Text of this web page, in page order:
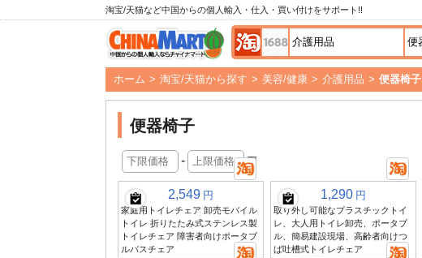
淘宝/天猫など中国からの個人輸入・仕入・買い付けをサポート!!
ホーム > 淘宝/天猫から探す > 美容/健康 > 介護用品 > 便器椅子
便器椅子
- 円
2,549 円
家庭用トイレチェア 卸売モバイル
トイレ 折りたたみ式ステンレス製
トイレチェア 障害者向けポータブ
ルバスチェア
1,290 円
取り外し可能なプラスチックトイ
レ、大人用トイレ卸売、ポータブ
ル、簡易建設現場、高齢者向けつ
ば吐槽式トイレチェア